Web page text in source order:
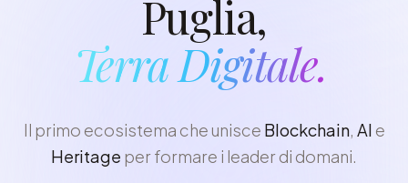
Puglia,
Terra Digitale.
Il primo ecosistema che unisce Blockchain, AI e
Heritage per formare i leader di domani.